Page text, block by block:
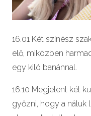
16.01 Két színész
elő, miközben
egy kiló banánnal.
16.10 Megjelent két
győzni, hogy a náluk